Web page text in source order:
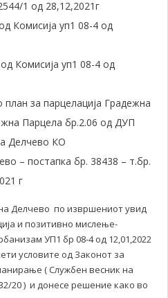
1 од 28,12,2021г
Комисија уп1 08-4 од
Комисија уп1 08-4 од
за парцелација Градежна
Парцела бр.2.06 од ДУП
Делчево КО
– постапка бр. 38438 – т.бр.
г
Делчево по извршениот увид
и позитивно мислење-
УП1 бр 08-4 од 12,01,2022
условите од Законот за
( Службен весник на
20 ) и донесе решение како во